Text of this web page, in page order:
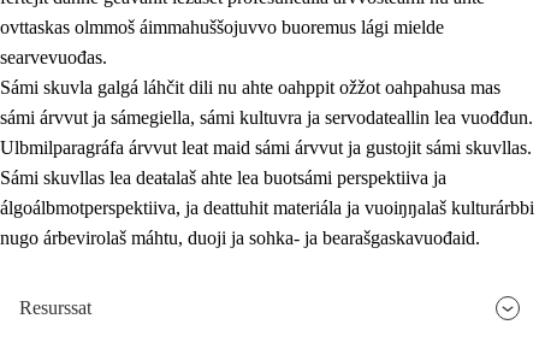
ovttaskas olmmoš áimmahuššojuvvo buoremus lági mielde
searvevuođas.
Sámi skuvla galgá láhčit dili nu ahte oahppit ožžot oahpahusa mas
sámi árvvut ja sámegiella, sámi kultuvra ja servodateallin lea vuođđun.
Ulbmilparagráfa árvvut leat maid sámi árvvut ja gustojit sámi skuvllas.
Sámi skuvllas lea deaŧalaš ahte lea buotsámi perspektiiva ja
álgoálbmotperspektiiva, ja deattuhit materiála ja vuoiŋŋalaš kulturárbbi
nugo árbevirolaš máhtu, duoji ja sohka- ja bearašgaskavuođaid.
Resurssat